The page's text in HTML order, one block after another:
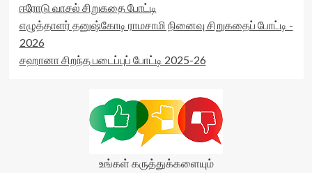
ஈரோடு வாசல் சிறுகதை போட்டி
எழுத்தாளர் தனுஷ்கோடி ராமசாமி நினைவு சிறுகதைப் போட்டி -
2026
சஹானா சிறந்த படைப்புப் போட்டி 2025-26
உங்கள் கருத்துக்களையும்